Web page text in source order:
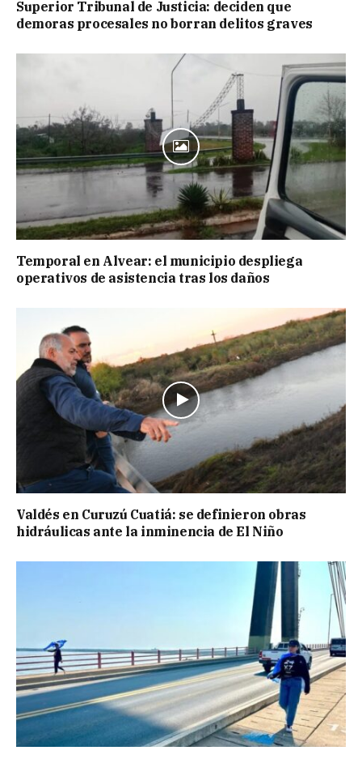
Superior Tribunal de Justicia: deciden que
demoras procesales no borran delitos graves
Temporal en Alvear: el municipio despliega
operativos de asistencia tras los daños
Valdés en Curuzú Cuatiá: se definieron obras
hidráulicas ante la inminencia de El Niño